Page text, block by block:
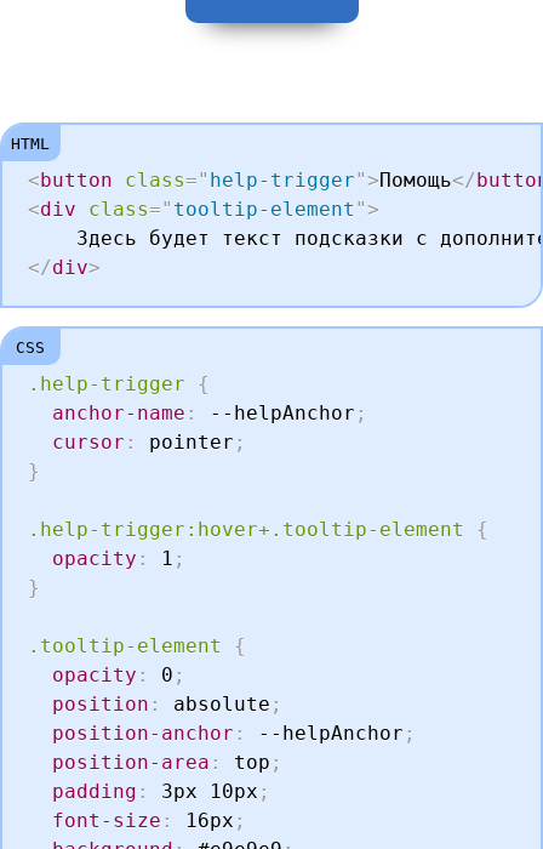
<button class=" help-trigger">Помощь</
<div class=" tooltip-element ">
</div>
.help-trigger
{
anchor-name : --helpAnchor ;
cursor : pointer ;
}
.help-trigger:hover+.tooltip-element
{
opacity : 1 ;
}
.tooltip-element
{
opacity : 0 ;
position : absolute ;
position-anchor : --helpAnchor ;
position-area : top ;
padding : 3px 10px ;
font-size : 16px ;